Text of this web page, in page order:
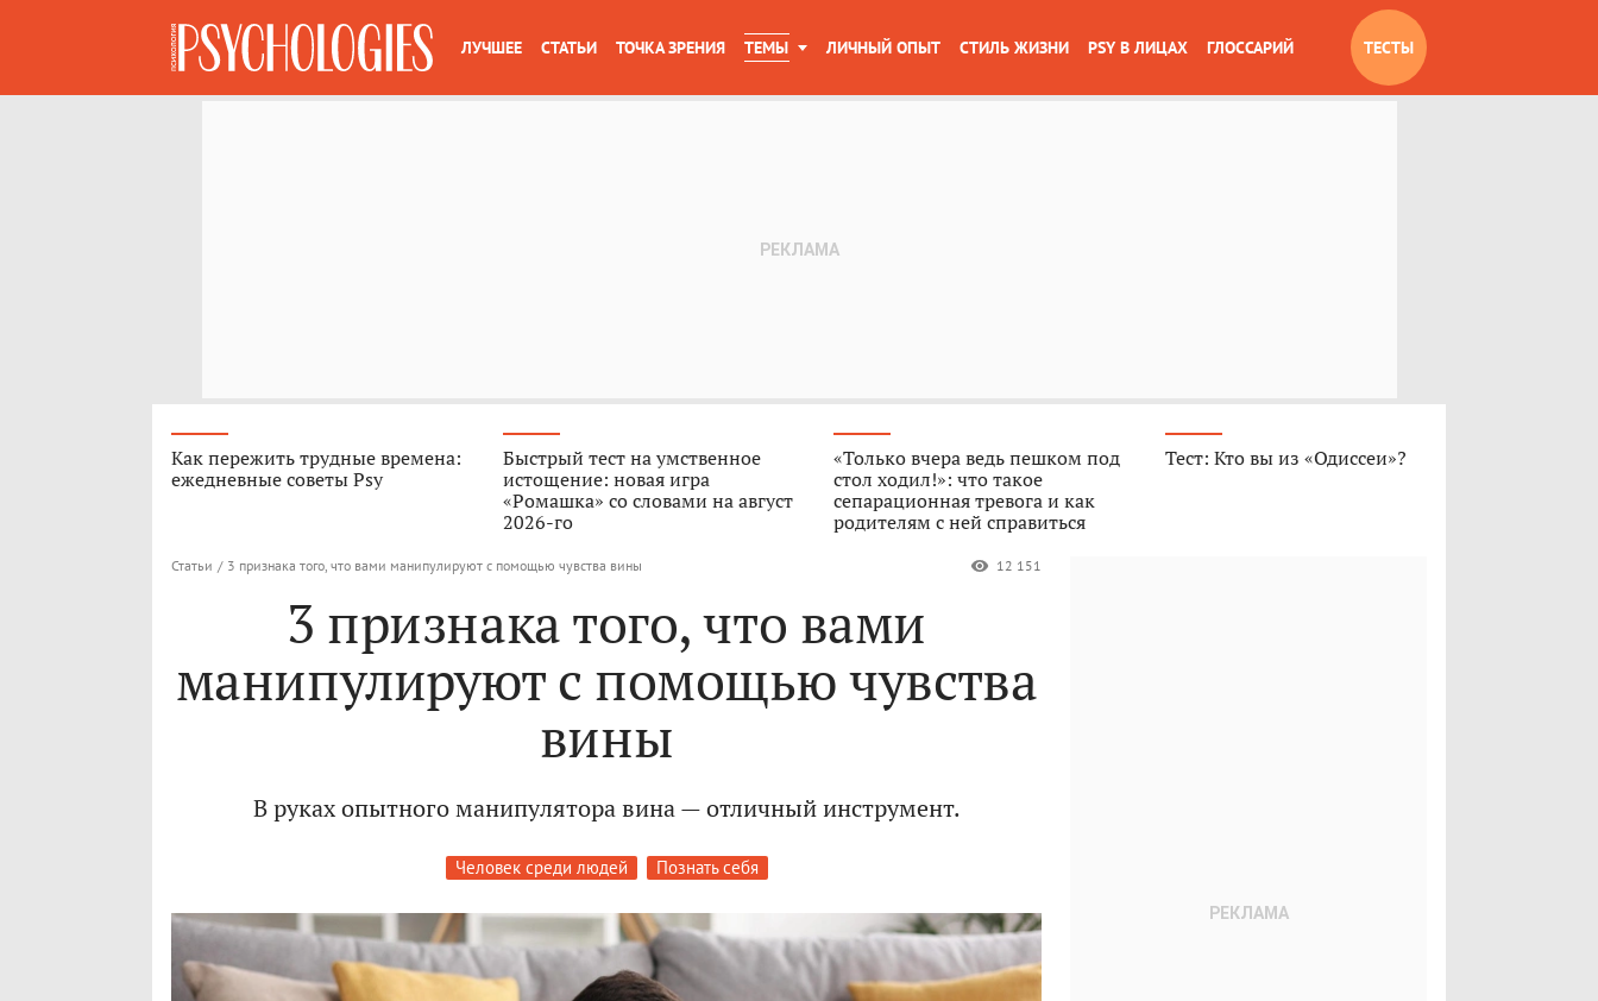
ЛУЧШЕЕ СТАТЬИ ТОЧКА ЗРЕНИЯ ТЕМЫ ЛИЧНЫЙ ОПЫТ СТИЛЬ ЖИЗНИ PSY В ЛИЦАХ ГЛОССАРИЙ ТЕСТЫ
Как пережить трудные времена:
ежедневные советы Psy
Быстрый тест на умственное
истощение: новая игра
«Ромашка» со словами на август
2026-го
«Только вчера ведь пешком под
стол ходил!»: что такое
сепарационная тревога и как
родителям с ней справиться
Тест: Кто вы из «Одиссеи»?
Статьи / 3 признака того, что вами манипулируют с помощью чувства вины 12 151
3 признака того, что вами
манипулируют с помощью чувства
вины
В руках опытного манипулятора вина — отличный инструмент.
Человек среди людей Познать себя